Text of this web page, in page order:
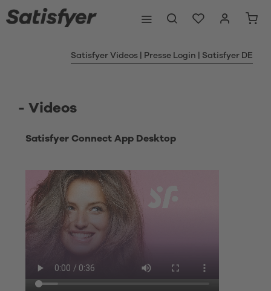
Satisfyer Videos | Presse Login | Satisfyer DE
- Videos
Satisfyer Connect App Desktop